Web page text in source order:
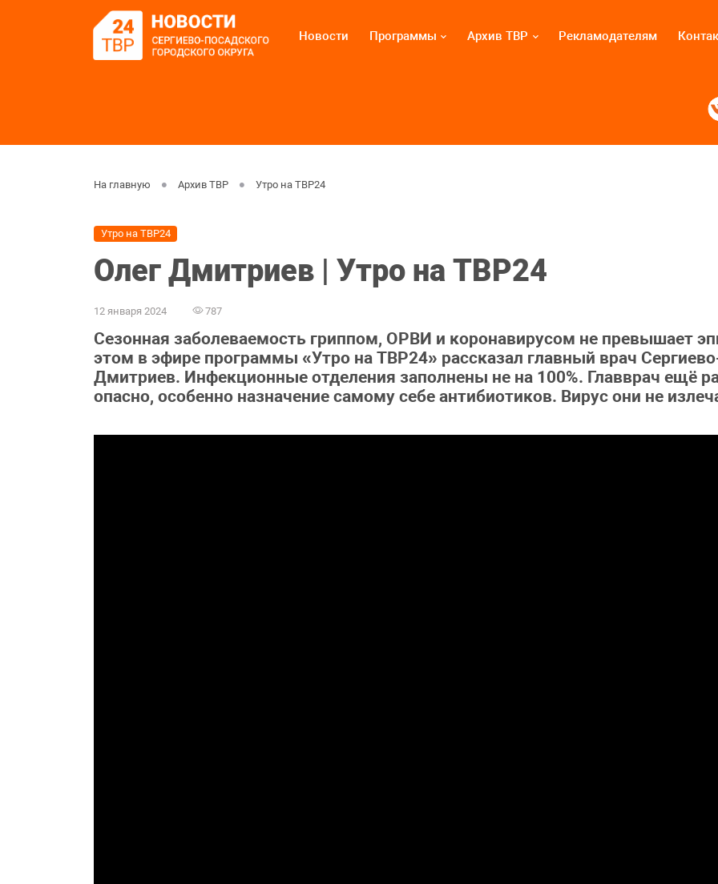
Новости Программы Архив ТВР Рекламодателям
На главную Архив ТВР Утро на ТВР24
Утро на ТВР24
Олег Дмитриев | Утро на ТВР24
12 января 2024 787
Сезонная заболеваемость гриппом, ОРВИ и коронавирусом не превышает
этом в эфире программы «Утро на ТВР24» рассказал главный врач
Дмитриев. Инфекционные отделения заполнены не на 100%. Главврач ещё
опасно, особенно назначение самому себе антибиотиков. Вирус они не